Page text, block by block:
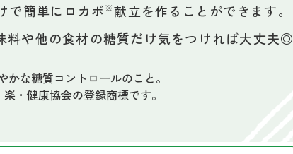
で簡単にロカボ※献立を作ることができます。
料や他の食材の糖質だけ気をつければ大丈夫◎
な糖質コントロールのこと。
・健康協会の登録商標です。